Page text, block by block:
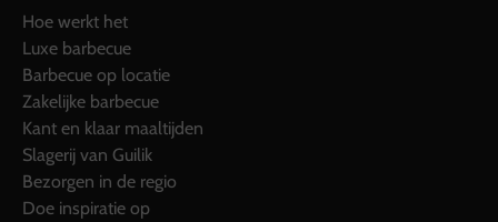
Hoe werkt het
Luxe barbecue
Barbecue op locatie
Zakelijke barbecue
Kant en klaar maaltijden
Slagerij van Guilik
Bezorgen in de regio
Doe inspiratie op